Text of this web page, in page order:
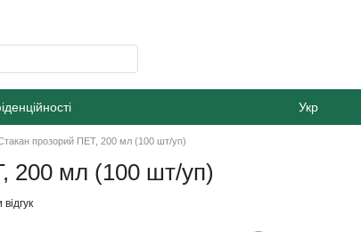
Укр
прозорий ПЕТ, 200 мл (100 шт/уп)
200 мл (100 шт/уп)